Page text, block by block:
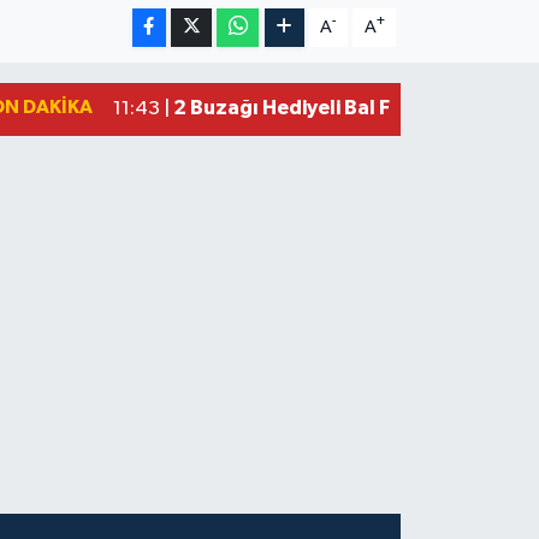
A- A+
DAKIKA 11:43 | 2 Buzağı Hediyeli Bal Festivalinde